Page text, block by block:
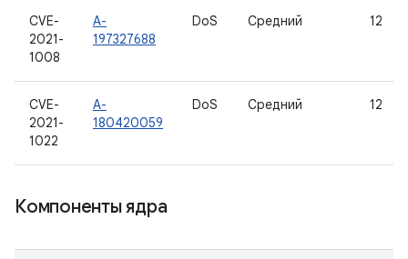
CVE-
2021-
1008
A-
197327688
DoS Средний 12
CVE-
2021-
1022
A-
180420059
DoS Средний 12
Компоненты ядра